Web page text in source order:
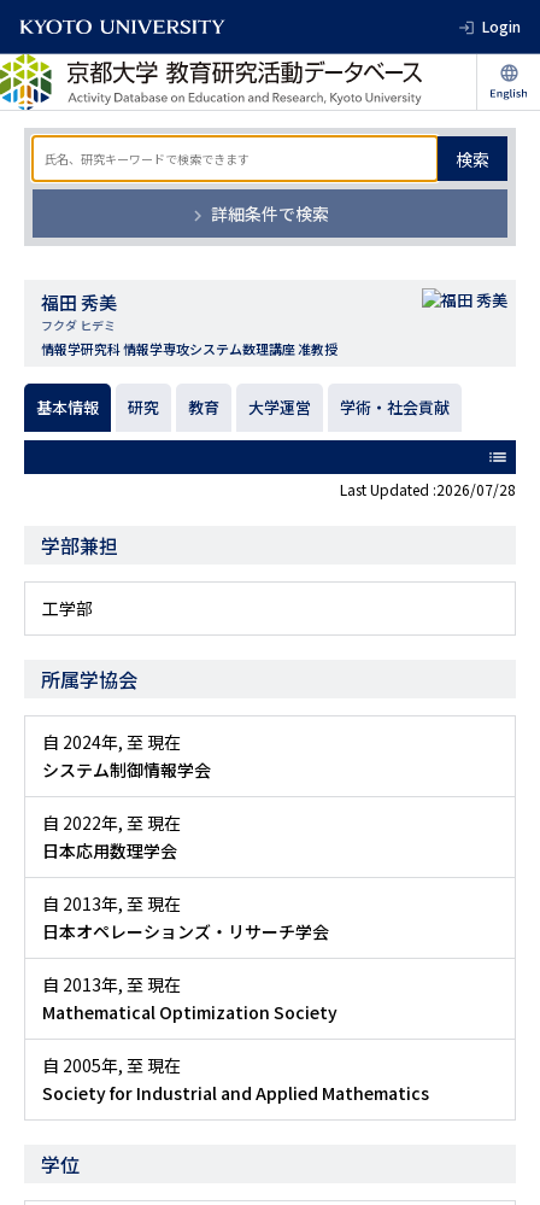
Login
検索
詳細条件で検索
福田 秀美
フクダ ヒデミ
情報学研究科 情報学専攻システム数理講座 准教授
基本情報 研究 教育 大学運営 学術・社会貢献
list
Last Updated :2026/07/28
学部兼担
工学部
所属学協会
自 2024年, 至 現在
システム制御情報学会
自 2022年, 至 現在
日本応用数理学会
自 2013年, 至 現在
日本オペレーションズ・リサーチ学会
自 2013年, 至 現在
Mathematical Optimization Society
自 2005年, 至 現在
Society for Industrial and Applied Mathematics
学位